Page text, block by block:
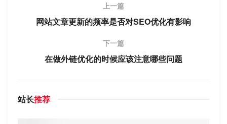
上一篇
网站文章更新的频率是否对SEO优化有影响
下一篇
在做外链优化的时候应该注意哪些问题
站长推荐